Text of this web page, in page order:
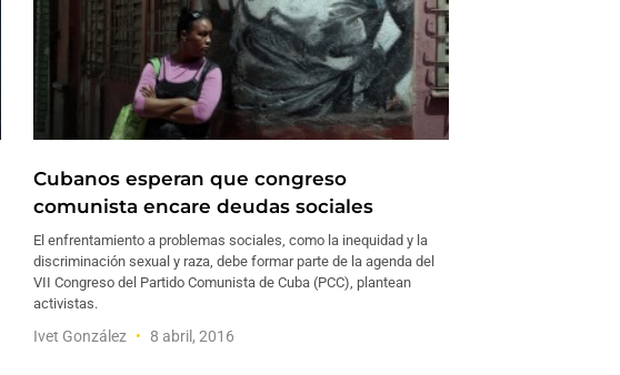
Cubanos esperan que congreso
comunista encare deudas sociales
El enfrentamiento a problemas sociales, como la inequidad y la
discriminación sexual y raza, debe formar parte de la agenda del
VII Congreso del Partido Comunista de Cuba (PCC), plantean
activistas.
Ivet González 8 abril, 2016